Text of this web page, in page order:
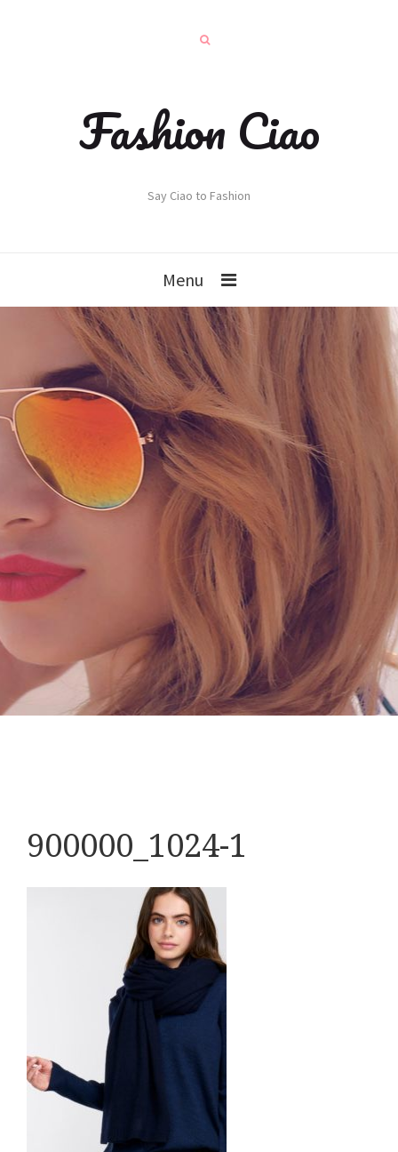
Fashion Ciao
Say Ciao to Fashion
Menu
900000_1024-1